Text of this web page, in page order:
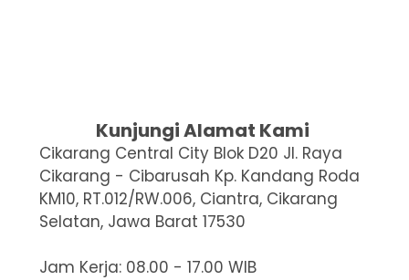
Kunjungi Alamat Kami
Cikarang Central City Blok D20 Jl. Raya
Cikarang - Cibarusah Kp. Kandang Roda
KM10, RT.012/RW.006, Ciantra, Cikarang
Selatan, Jawa Barat 17530
Jam Kerja: 08.00 - 17.00 WIB